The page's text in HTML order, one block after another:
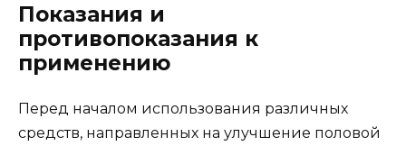
Показания и
противопоказания к
применению
Перед началом использования различных
средств, направленных на улучшение половой